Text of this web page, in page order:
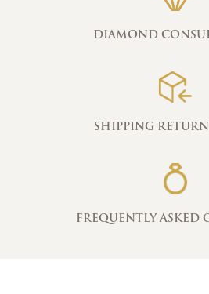
DIAMOND
SHIPPING
FREQUENTLY ASKED